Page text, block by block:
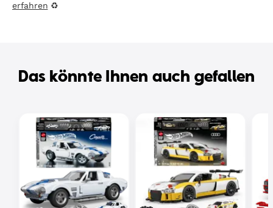
erfahren ♻
Das könnte Ihnen auch gefallen